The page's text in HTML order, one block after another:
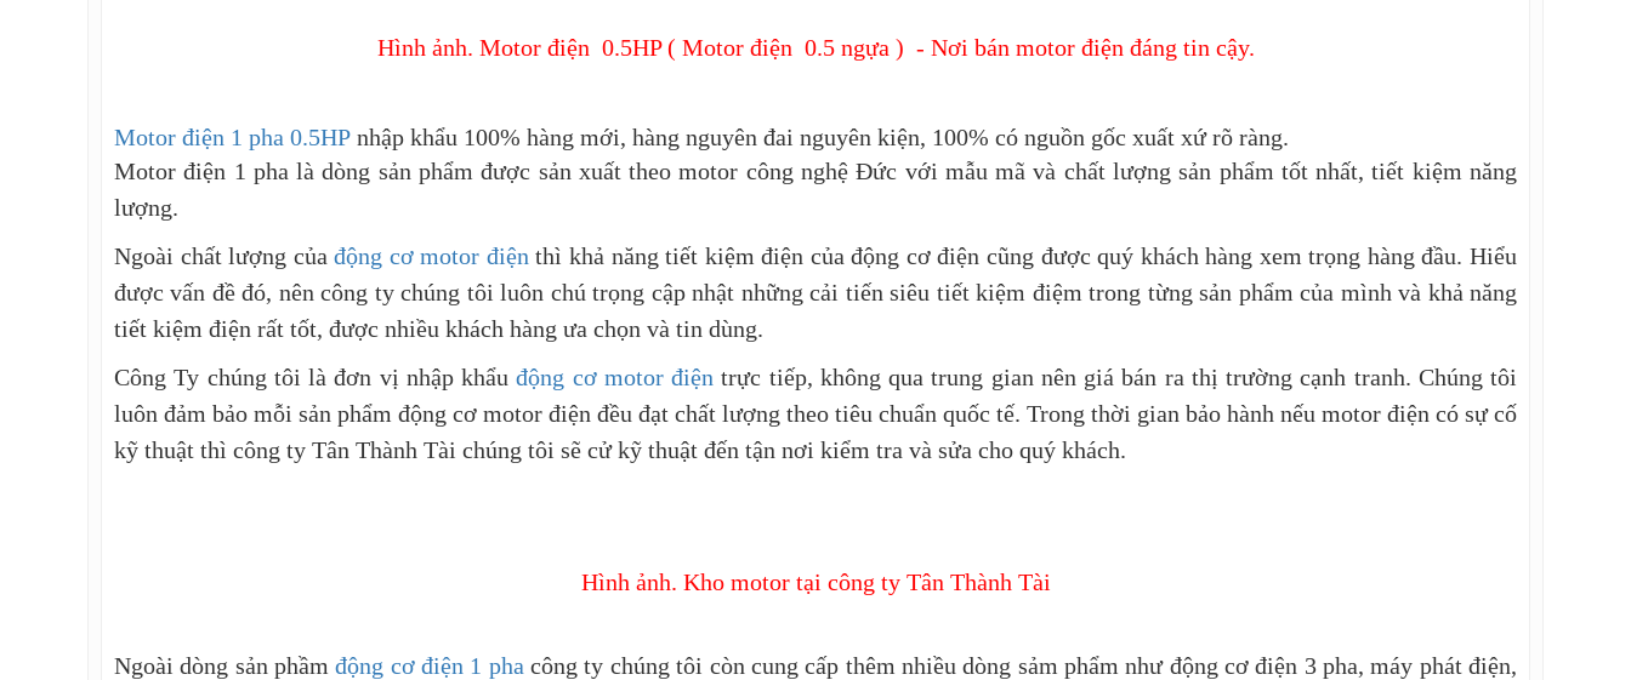
Hình ảnh. Motor điện 0.5HP ( Motor điện 0.5 ngựa ) - Nơi bán motor điện đáng tin cậy.
Motor điện 1 pha 0.5HP nhập khẩu 100% hàng mới, hàng nguyên đai nguyên kiện, 100% có nguồn gốc xuất xứ rõ ràng.
Motor điện 1 pha là dòng sản phẩm được sản xuất theo motor công nghệ Đức với mẫu mã và chất lượng sản phẩm tốt nhất, tiết kiệm năng
lượng.
Ngoài chất lượng củađộng cơ motor điện thì khả năng tiết kiệm điện của động cơ điện cũng được quý khách hàng xem trọng hàng đầu. Hiểu
được vấn đề đó, nên công ty chúng tôi luôn chú trọng cập nhật những cải tiến siêu tiết kiệm điệm trong từng sản phẩm của mình và khả năng
tiết kiệm điện rất tốt, được nhiều khách hàng ưa chọn và tin dùng.
Công Ty chúng tôi là đơn vị nhập khẩuđộng cơ motor điện trực tiếp, không qua trung gian nên giá bán ra thị trường cạnh tranh. Chúng tôi
luôn đảm bảo mỗi sản phẩm động cơ motor điện đều đạt chất lượng theo tiêu chuẩn quốc tế. Trong thời gian bảo hành nếu motor điện có sự cố
kỹ thuật thì công ty Tân Thành Tài chúng tôi sẽ cử kỹ thuật đến tận nơi kiểm tra và sửa cho quý khách.
Hình ảnh. Kho motor tại công ty Tân Thành Tài
Ngoài dòng sảnphầmđộng cơ điện 1 pha công ty chúng tôi còn cung cấp thêm nhiều dòng sảm phẩm như động cơ điện 3 pha, máy phát điện,